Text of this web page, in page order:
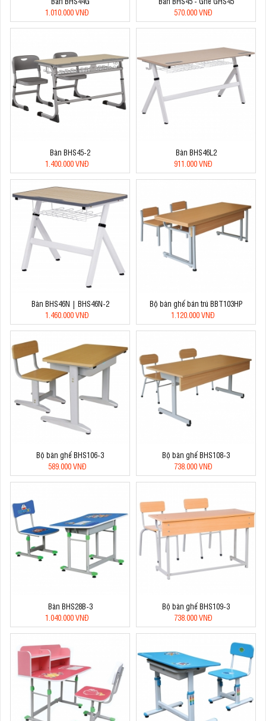
1.010.000 VNĐ
570.000 VNĐ
Bàn BHS45-2
1.400.000 VNĐ
Bàn BHS46L2
911.000 VNĐ
Bàn BHS46N | BHS46N-2
1.460.000 VNĐ
Bộ bàn ghế bán trú BBT103HP
1.120.000 VNĐ
Bộ bàn ghế BHS106-3
589.000 VNĐ
Bộ bàn ghế BHS108-3
738.000 VNĐ
Bàn BHS28B-3
1.040.000 VNĐ
Bộ bàn ghế BHS109-3
738.000 VNĐ